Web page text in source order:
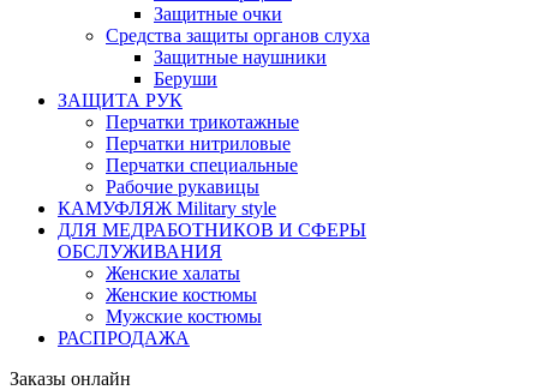
Защитные очки
Средства защиты органов слуха
Защитные наушники
Беруши
ЗАЩИТА РУК
Перчатки трикотажные
Перчатки нитриловые
Перчатки специальные
Рабочие рукавицы
КАМУФЛЯЖ Military style
ДЛЯ МЕДРАБОТНИКОВ И СФЕРЫ
ОБСЛУЖИВАНИЯ
Женские халаты
Женские костюмы
Мужские костюмы
РАСПРОДАЖА
Заказы онлайн